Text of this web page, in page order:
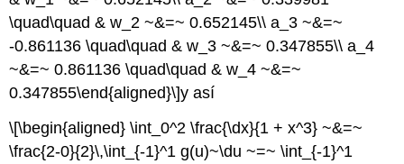
\quad\quad & w_2 ~&=~ 0.652145\\ a_3 ~&=~
-0.861136 \quad\quad & w_3 ~&=~ 0.347855\\ a_4
~&=~ 0.861136 \quad\quad & w_4 ~&=~
0.347855\end{aligned}\]y así
\[\begin{aligned} \int_0^2 \frac{\dx}{1 + x^3} ~&=~
\frac{2-0}{2}\,\int_{-1}^1 g(u)~\du ~=~ \int_{-1}^1